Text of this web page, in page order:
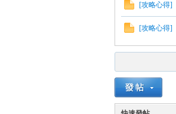
[攻略心得]
[攻略心得]